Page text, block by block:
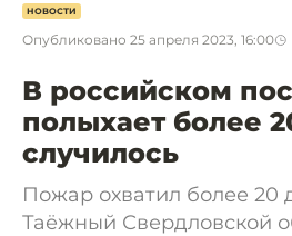
НОВОСТИ
Опубликовано 25 апреля 2023, 16:00
В российском
полыхает более
случилось
Пожар охватил более 20
Таёжный Свердловской